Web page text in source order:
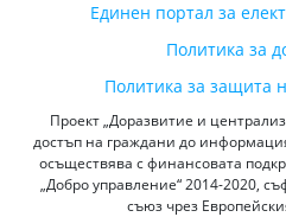
Единен портал за
Политика за
Политика за защита
Проект „Доразвитие и
достъп на граждани до
осъществява с финансовата
„Добро управление“ 2014-2020,
съюз чрез